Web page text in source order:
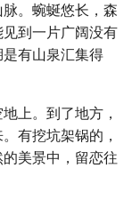
。蜿蜒悠长，森
到一片广阔没有
有山泉汇集得
上。到了地方，
有挖坑架锅的，
美景中，留恋往